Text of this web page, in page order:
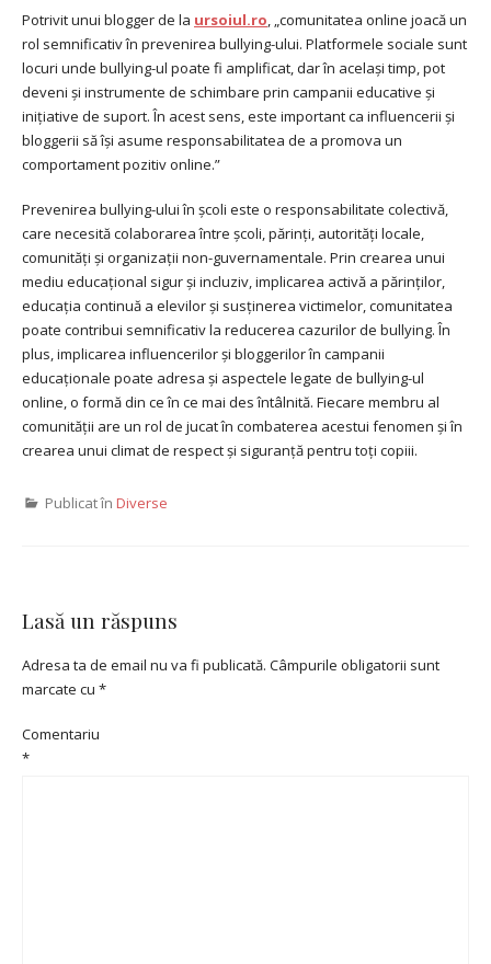
Potrivit unui blogger de la ursoiul.ro, „comunitatea online joacă un
rol semnificativ în prevenirea bullying-ului. Platformele sociale sunt
locuri unde bullying-ul poate fi amplificat, dar în același timp, pot
deveni și instrumente de schimbare prin campanii educative și
inițiative de suport. În acest sens, este important ca influencerii și
bloggerii să își asume responsabilitatea de a promova un
comportament pozitiv online.”
Prevenirea bullying-ului în școli este o responsabilitate colectivă,
care necesită colaborarea între școli, părinți, autorități locale,
comunități și organizații non-guvernamentale. Prin crearea unui
mediu educațional sigur și incluziv, implicarea activă a părinților,
educația continuă a elevilor și susținerea victimelor, comunitatea
poate contribui semnificativ la reducerea cazurilor de bullying. În
plus, implicarea influencerilor și bloggerilor în campanii
educaționale poate adresa și aspectele legate de bullying-ul
online, o formă din ce în ce mai des întâlnită. Fiecare membru al
comunității are un rol de jucat în combaterea acestui fenomen și în
crearea unui climat de respect și siguranță pentru toți copiii.
Publicat în Diverse
Lasă un răspuns
Adresa ta de email nu va fi publicată. Câmpurile obligatorii sunt
marcate cu *
Comentariu
*